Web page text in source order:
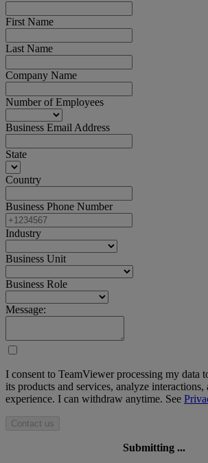
First Name
Last Name
Company Name
Number of Employees
Business Email Address
State
Country
Business Phone Number
Industry
Business Unit
Business Role
Message:
I consent to TeamViewer processing my data
its products and services, analyze
experience. I can withdraw anytime. See
Contact us
Submitting ...